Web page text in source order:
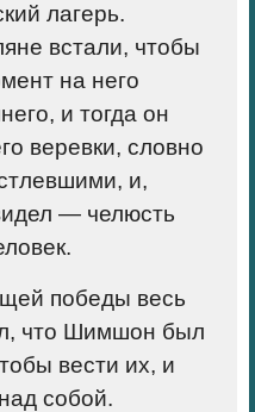
лагерь.
встали, чтобы
на него
и тогда он
веревки, словно
и,
— челюсть
победы весь
что Шимшон был
вести их, и
собой.